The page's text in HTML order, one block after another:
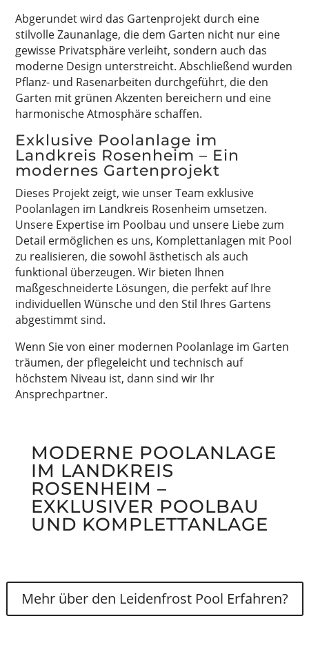
MODERNE POOLANLAGE
IM LANDKREIS
ROSENHEIM –
EXKLUSIVER POOLBAU
UND KOMPLETTANLAGE
Mehr über den Leidenfrost Pool Erfahren?
Abgerundet wird das Gartenprojekt durch eine
stilvolle Zaunanlage, die dem Garten nicht nur eine
gewisse Privatsphäre verleiht, sondern auch das
moderne Design unterstreicht. Abschließend wurden
Pflanz- und Rasenarbeiten durchgeführt, die den
Garten mit grünen Akzenten bereichern und eine
harmonische Atmosphäre schaffen.
Exklusive Poolanlage im
Landkreis Rosenheim – Ein
modernes Gartenprojekt
Dieses Projekt zeigt, wie unser Team exklusive
Poolanlagen im Landkreis Rosenheim umsetzen.
Unsere Expertise im Poolbau und unsere Liebe zum
Detail ermöglichen es uns, Komplettanlagen mit Pool
zu realisieren, die sowohl ästhetisch als auch
funktional überzeugen. Wir bieten Ihnen
maßgeschneiderte Lösungen, die perfekt auf Ihre
individuellen Wünsche und den Stil Ihres Gartens
abgestimmt sind.
Wenn Sie von einer modernen Poolanlage im Garten
träumen, der pflegeleicht und technisch auf
höchstem Niveau ist, dann sind wir Ihr
Ansprechpartner.